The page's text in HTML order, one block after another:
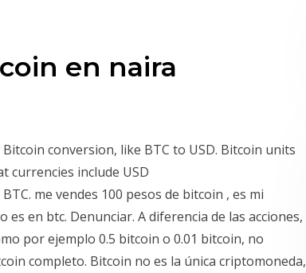
en naira
conversion, like BTC to USD. Bitcoin units
currencies include USD
me vendes 100 pesos de bitcoin , es mi
en btc. Denunciar. A diferencia de las acciones,
por ejemplo 0.5 bitcoin o 0.01 bitcoin, no
completo. Bitcoin no es la única criptomoneda,